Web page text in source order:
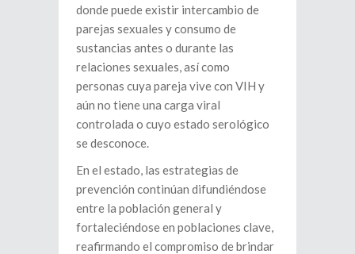
donde puede existir intercambio de
parejas sexuales y consumo de
sustancias antes o durante las
relaciones sexuales, así como
personas cuya pareja vive con VIH y
aún no tiene una carga viral
controlada o cuyo estado serológico
se desconoce.
En el estado, las estrategias de
prevención continúan difundiéndose
entre la población general y
fortaleciéndose en poblaciones clave,
reafirmando el compromiso de brindar